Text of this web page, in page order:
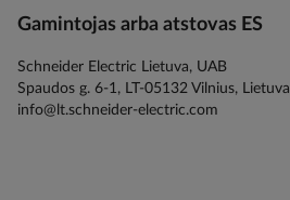
Gamintojas arba atstovas ES
Schneider Electric Lietuva, UAB
Spaudos g. 6-1, LT-05132 Vilnius, Lietuva
info@lt.schneider-electric.com